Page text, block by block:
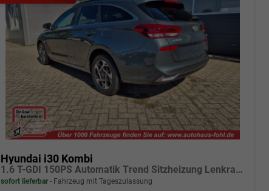
Hyundai i30 Kombi
1.6 T-GDI 150PS Automatik Trend Sitzheizung Lenkradheizung Klimaautomatik PDC v+h Rückf.Kamera Navi Apple CarPlay + Android Auto 16"LM
sofort lieferbar Fahrzeug mit Tageszulassung